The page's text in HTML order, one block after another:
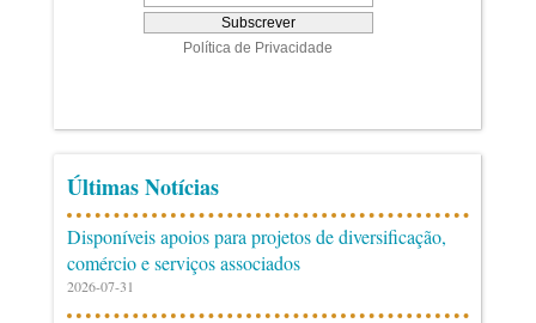
Últimas Notícias
Disponíveis apoios para projetos de diversificação,
comércio e serviços associados
2026-07-31